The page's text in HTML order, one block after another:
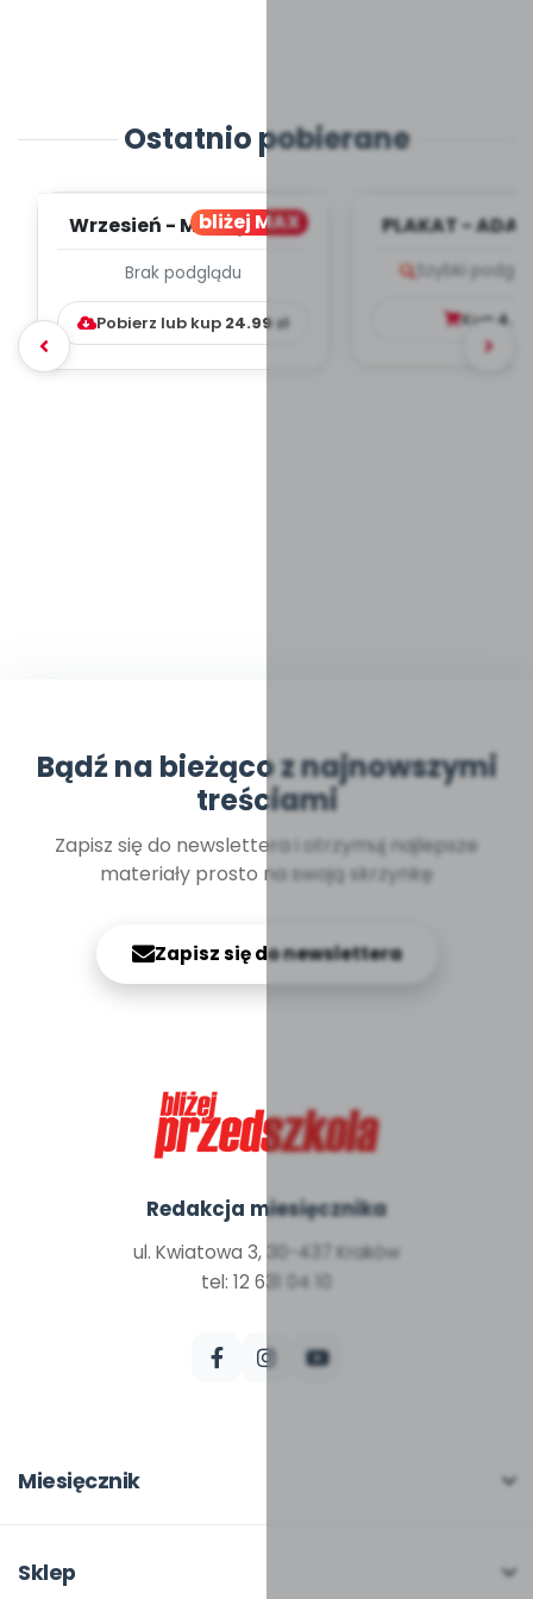
Ostatnio pobierane
bliżej MAX
Wrzesień - MIESIĘCZNY
WYCHOWAWCZO –
DYDAKTYC...
Brak podglądu
Pobierz lub kup 24.99 zł
PLAKAT -
Szybki
Kup
Bądź na bieżąco z najnowszymi
treściami
Zapisz się do newslettera i otrzymuj najlepsze
materiały prosto na swoją skrzynkę
Zapisz się do newslettera
Redakcja miesięcznika
ul. Kwiatowa 3, 30-437 Kraków
tel: 12 631 04 10
Miesięcznik
W numerze
Sklep